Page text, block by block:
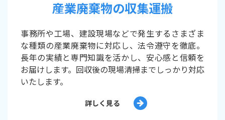
産業廃棄物の収集運搬
事務所や工場、建設現場などで発生するさまざま
な種類の産業廃棄物に対応し、法令遵守を徹底。
長年の実績と専門知識を活かし、安心感と信頼を
お届けします。回収後の現場清掃までしっかり対応
いたします。
詳しく見る